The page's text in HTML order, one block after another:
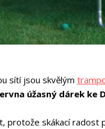
sítí jsou skvělým
úžasný dárek ke
protože skákací radost